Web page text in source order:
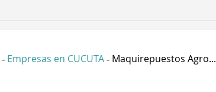
- Empresas en CUCUTA - Maquirepuestos Agro...